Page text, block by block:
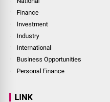
Finance
Investment
Industry
International
Business Opportunities
Personal Finance
LINK